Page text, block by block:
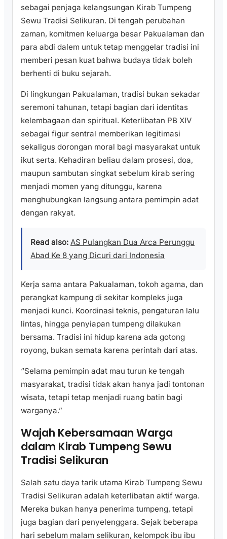
sebagai penjaga kelangsungan Kirab Tumpeng
Sewu Tradisi Selikuran. Di tengah perubahan
zaman, komitmen keluarga besar Pakualaman dan
para abdi dalem untuk tetap menggelar tradisi ini
memberi pesan kuat bahwa budaya tidak boleh
berhenti di buku sejarah.
Di lingkungan Pakualaman, tradisi bukan sekadar
seremoni tahunan, tetapi bagian dari identitas
kelembagaan dan spiritual. Keterlibatan PB XIV
sebagai figur sentral memberikan legitimasi
sekaligus dorongan moral bagi masyarakat untuk
ikut serta. Kehadiran beliau dalam prosesi, doa,
maupun sambutan singkat sebelum kirab sering
menjadi momen yang ditunggu, karena
menghubungkan langsung antara pemimpin adat
dengan rakyat.
Read also: AS Pulangkan Dua Arca Perunggu
Abad Ke 8 yang Dicuri dari Indonesia
Kerja sama antara Pakualaman, tokoh agama, dan
perangkat kampung di sekitar kompleks juga
menjadi kunci. Koordinasi teknis, pengaturan lalu
lintas, hingga penyiapan tumpeng dilakukan
bersama. Tradisi ini hidup karena ada gotong
royong, bukan semata karena perintah dari atas.
“Selama pemimpin adat mau turun ke tengah
masyarakat, tradisi tidak akan hanya jadi tontonan
wisata, tetapi tetap menjadi ruang batin bagi
warganya.”
Wajah Kebersamaan Warga
dalam Kirab Tumpeng Sewu
Tradisi Selikuran
Salah satu daya tarik utama Kirab Tumpeng Sewu
Tradisi Selikuran adalah keterlibatan aktif warga.
Mereka bukan hanya penerima tumpeng, tetapi
juga bagian dari penyelenggara. Sejak beberapa
hari sebelum malam selikuran, kelompok ibu ibu